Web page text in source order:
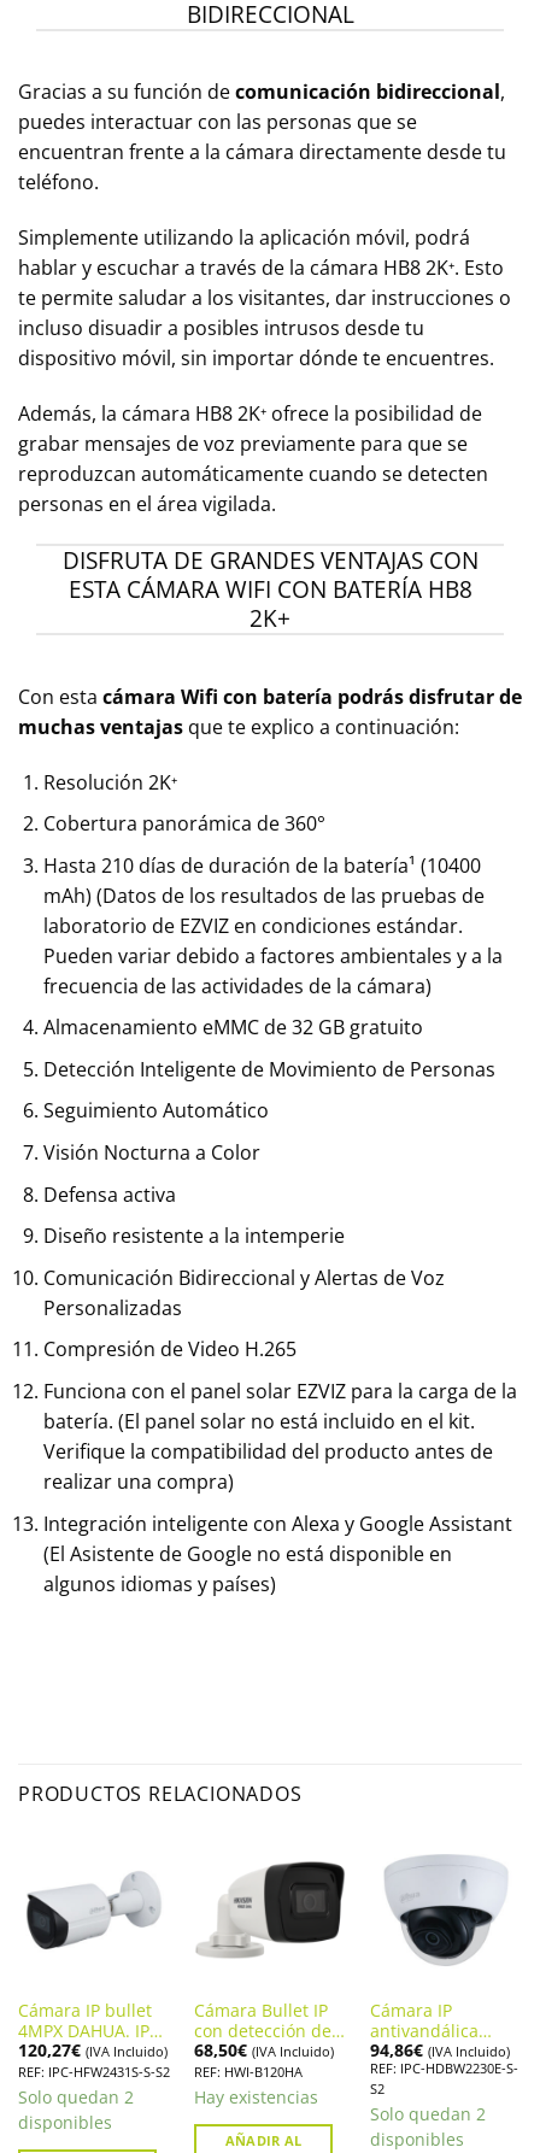
BIDIRECCIONAL
Gracias a su función decomunicación bidireccional,
puedes interactuar con las personas que se
encuentran frente a la cámara directamente desde tu
teléfono.
Simplemente utilizando la aplicación móvil, podrá
hablar y escuchar a través de la cámara HB8 2K⁺. Esto
te permite saludar a los visitantes, dar instrucciones o
incluso disuadir a posibles intrusos desde tu
dispositivo móvil, sin importar dónde te encuentres.
Además, la cámara HB8 2K⁺ ofrece la posibilidad de
grabar mensajes de voz previamente para que se
reproduzcan automáticamente cuando se detecten
personas en el área vigilada.
DISFRUTA DE GRANDES VENTAJAS CON
ESTA CÁMARA WIFI CON BATERÍA HB8
2K+
Con esta cámara Wifi con batería podrás disfrutar de
muchas ventajas que te explico a continuación:
Resolución 2K⁺
Cobertura panorámica de 360°
Hasta 210 días de duración de la batería¹ (10400
mAh) (Datos de los resultados de las pruebas de
laboratorio de EZVIZ en condiciones estándar.
Pueden variar debido a factores ambientales y a la
frecuencia de las actividades de la cámara)
Almacenamiento eMMC de 32 GB gratuito
Detección Inteligente de Movimiento de Personas
Seguimiento Automático
Visión Nocturna a Color
Defensa activa
Diseño resistente a la intemperie
Comunicación Bidireccional y Alertas de Voz
Personalizadas
Compresión de Video H.265
Funciona con el panel solar EZVIZ para la carga de la
batería. (El panel solar no está incluido en el kit.
Verifique la compatibilidad del producto antes de
realizar una compra)
Integración inteligente con Alexa y Google Assistant
(El Asistente de Google no está disponible en
algunos idiomas y países)
PRODUCTOS RELACIONADOS
Cámara IP bullet
4MPX DAHUA. IPC-
HFW2431S-S-S2
120,27€ (IVA Incluido)
REF: IPC-HFW2431S-S-S2
Solo quedan 2
disponibles
Cámara Bullet IP
con detección de
Humanos
HIKVISION. HWI-
B120HA
68,50€ (IVA Incluido)
REF: HWI-B120HA
Hay existencias
AÑADIR AL
Cámara IP
antivandálica
DAHUA IPC-
HDBW2230E-S-S2
94,86€ (IVA Incluido)
REF: IPC-HDBW2230E-S-
S2
Solo quedan 2
disponibles